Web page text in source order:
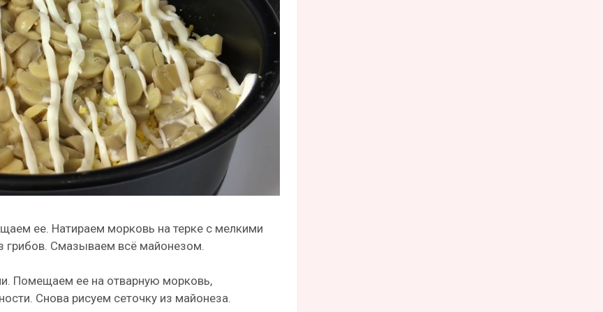
ее. Натираем морковь на терке с мелкими
грибов. Смазываем всё майонезом.
Помещаем ее на отварную морковь,
Снова рисуем сеточку из майонеза.